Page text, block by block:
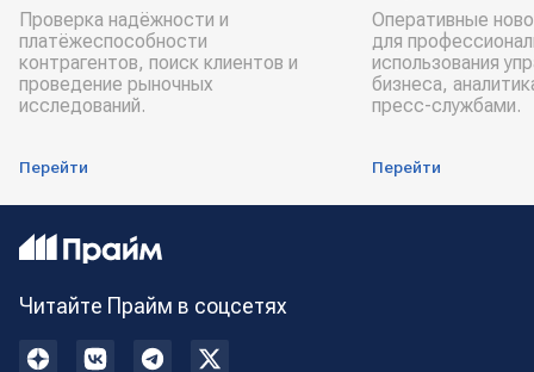
Проверка надёжности и
платёжеспособности
контрагентов, поиск клиентов и
проведение рыночных
исследований.
Перейти
Оперативные
для
использования
бизнеса,
пресс-службами.
Перейти
Читайте Прайм в соцсетях